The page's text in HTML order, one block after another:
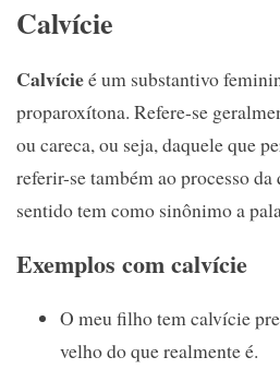
Calvície
Calvícieé um substantivo
proparoxítona. Refere-se
ou careca, ou seja, daquele que
referir-se também ao processo da
sentido tem como sinônimo a
Exemplos com calvície
O meu filho tem calvície
velho do que realmente é.